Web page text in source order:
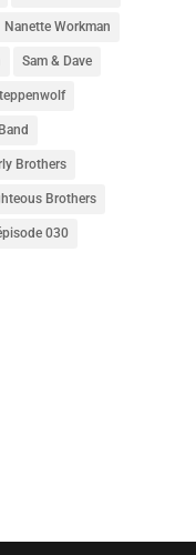
Nanette Workman
Sam & Dave
Brothers
Brothers
030